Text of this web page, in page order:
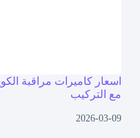
مع التركيب
2026-03-09